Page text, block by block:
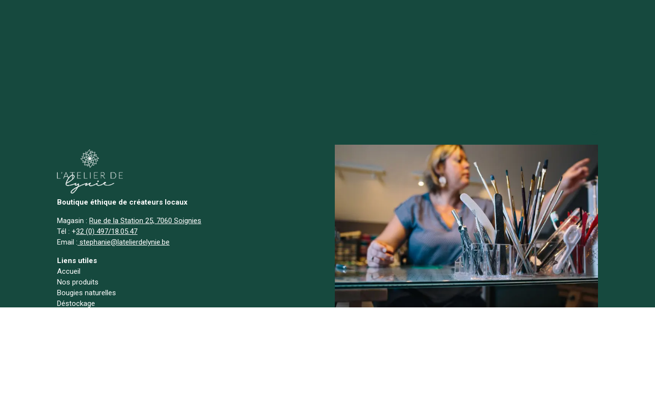
Boutique éthique de créateurs locaux
Magasin : Rue de la Station 25, 7060 Soignies
Tél : +32 (0) 497/18.05.47
Email : stephanie@latelierdelynie.be
Liens utiles
Accueil
Nos produits
Bougies naturelles
Déstockage